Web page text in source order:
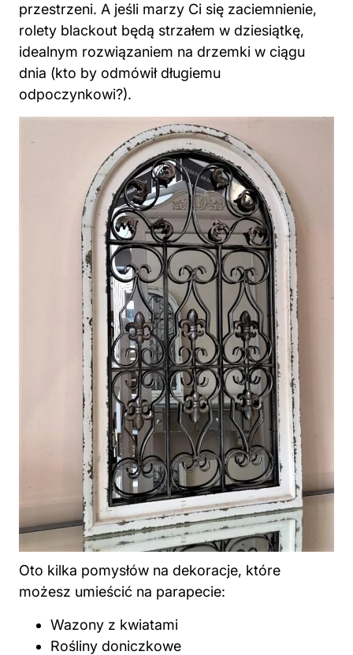
przestrzeni. A jeśli marzy Ci się zaciemnienie,
rolety blackout będą strzałem w dziesiątkę,
idealnym rozwiązaniem na drzemki w ciągu
dnia (kto by odmówił długiemu
odpoczynkowi?).
Oto kilka pomysłów na dekoracje, które
możesz umieścić na parapecie:
Wazony z kwiatami
Rośliny doniczkowe